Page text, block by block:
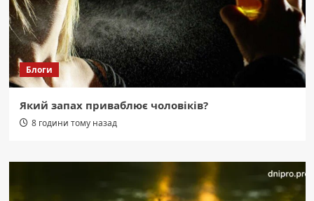
Блоги
Який запах приваблює чоловіків?
8 години тому назад